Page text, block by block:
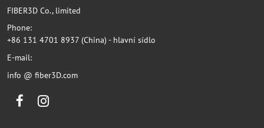
FIBER3D Co., limited
Phone:
+86 131 4701 8937 (China) - hlavní sídlo
E-mail:
info @ fiber3D.com
FacebookInstagram